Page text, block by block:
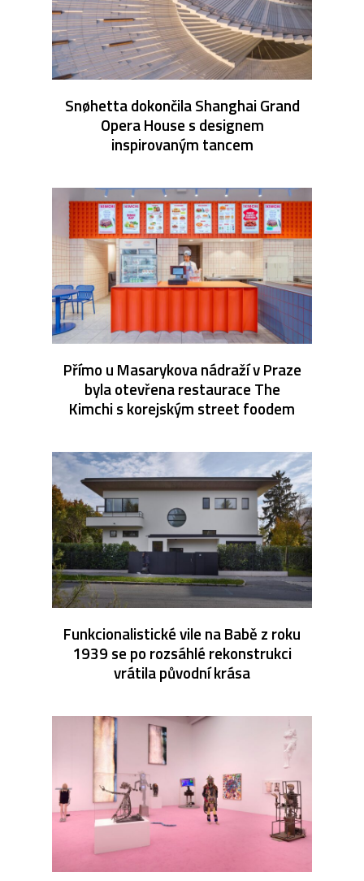
Snøhetta dokončila Shanghai Grand
Opera House s designem
inspirovaným tancem
Přímo u Masarykova nádraží v Praze
byla otevřena restaurace The
Kimchi s korejským street foodem
Funkcionalistické vile na Babě z roku
1939 se po rozsáhlé rekonstrukci
vrátila původní krása